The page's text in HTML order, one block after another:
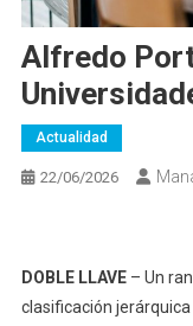
Alfredo
Actualidad
22/06/2026
DOBLE LLAVE– Un
clasificación